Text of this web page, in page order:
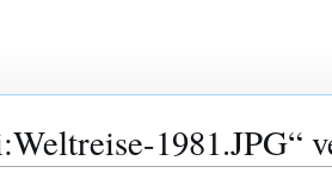
1981.JPG“